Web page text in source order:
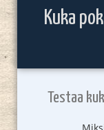
Kuka
Testaa